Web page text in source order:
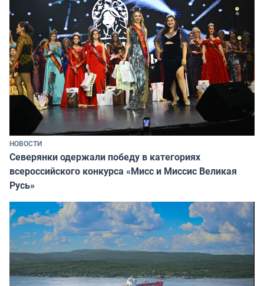
НОВОСТИ
Северянки одержали победу в категориях
всероссийского конкурса «Мисс и Миссис Великая
Русь»